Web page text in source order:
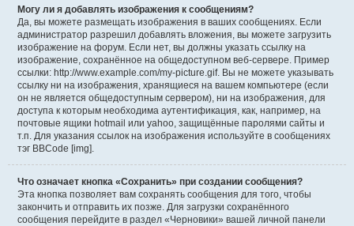
Могу ли я добавлять изображения к сообщениям?
Да, вы можете размещать изображения в ваших сообщениях. Если
администратор разрешил добавлять вложения, вы можете загрузить
изображение на форум. Если нет, вы должны указать ссылку на
изображение, сохранённое на общедоступном веб-сервере. Пример
ссылки: http://www.example.com/my-picture.gif. Вы не можете указывать
ссылку ни на изображения, хранящиеся на вашем компьютере (если
он не является общедоступным сервером), ни на изображения, для
доступа к которым необходима аутентификация, как, например, на
почтовые ящики hotmail или yahoo, защищённые паролями сайты и
т.п. Для указания ссылок на изображения используйте в сообщениях
тэг BBCode [img].
Что означает кнопка «Сохранить» при создании сообщения?
Эта кнопка позволяет вам сохранять сообщения для того, чтобы
закончить и отправить их позже. Для загрузки сохранённого
сообщения перейдите в раздел «Черновики» вашей личной панели